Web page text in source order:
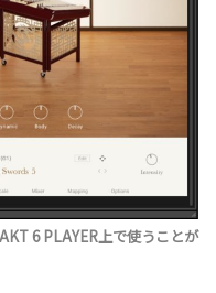
6 PLAYER上で使うことが